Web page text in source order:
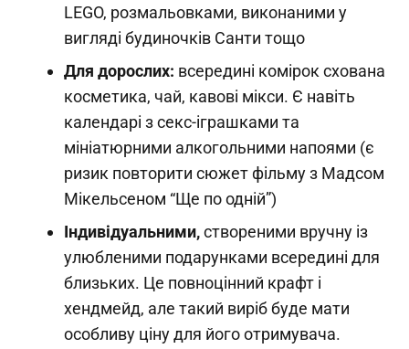
LEGO, розмальовками, виконаними у
вигляді будиночків Санти тощо
Для дорослих: всередині комірок схована
косметика, чай, кавові мікси. Є навіть
календарі з секс-іграшками та
мініатюрними алкогольними напоями (є
ризик повторити сюжет фільму з Мадсом
Мікельсеном “Ще по одній”)
Індивідуальними,створеними вручну із
улюбленими подарунками всередині для
близьких. Це повноцінний крафт і
хендмейд, але такий виріб буде мати
особливу ціну для його отримувача.